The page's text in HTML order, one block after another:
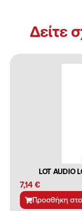
Δείτε
LOT AUDIO
7,14 €
Προσθήκη